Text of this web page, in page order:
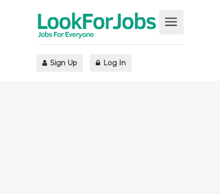
Sign Up Log In